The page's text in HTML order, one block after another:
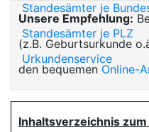
Standesämter je
Standesämter je PLZ
Urkundenservice
Unsere Empfehlung:
(z.B. Geburtsurkunde
den bequemen Online-
Inhaltsverzeichnis